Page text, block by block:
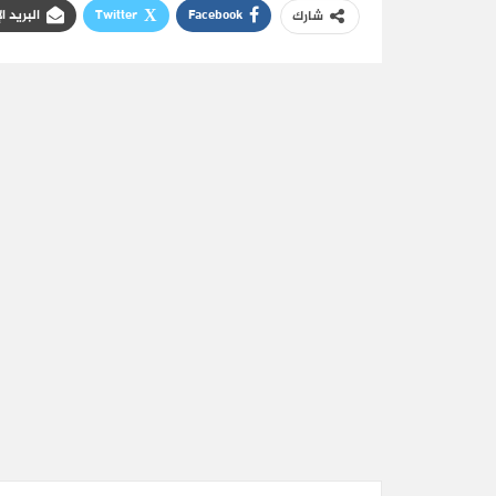
شارك Facebook
Twitter البريد